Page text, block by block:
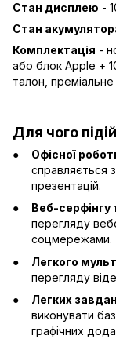
Стан дисплею -
Стан
Комплектація -
або блок Apple +
талон,
Для чого
Офісної
справляється
презентацій.
Веб-серфінгу
перегляду
соцмережами.
Легкого
перегляду
Легких
виконувати
графічних